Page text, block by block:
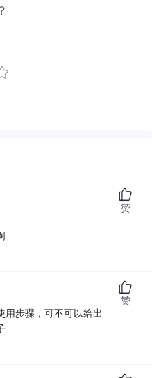
赞
用步骤，可不可以给出
赞